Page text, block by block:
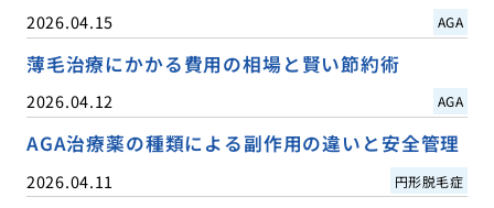
2026.04.15 AGA
薄毛治療にかかる費用の相場と賢い節約術
2026.04.12 AGA
AGA治療薬の種類による副作用の違いと安全管理
2026.04.11 円形脱毛症